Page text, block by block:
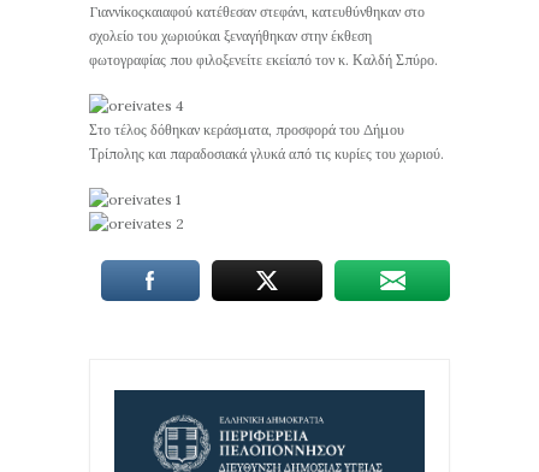
Γιαννίκοςκαιαφού κατέθεσαν στεφάνι, κατευθύνθηκαν στο
σχολείο του χωριούκαι ξεναγήθηκαν στην έκθεση
φωτογραφίας που φιλοξενείτε εκείαπό τον κ. Καλδή Σπύρο.
Στο τέλος δόθηκαν κεράσματα, προσφορά του Δήμου
Τρίπολης και παραδοσιακά γλυκά από τις κυρίες του χωριού.